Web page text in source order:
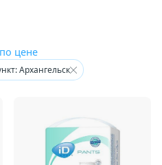
по цене
Архангельск